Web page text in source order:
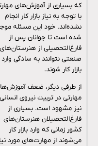
که بسیاری از آموزش‌های مهارتی
با توجه به نیاز بازار کار انجام
نشده‌اند. خود این مسئله موجب
شده است تا جوانان پس از
فارغ‌التحصیلی از هنرستان‌های
صنعتی نتوانند به سادگی وارد
بازار کار شوند.
از طرفی دیگر، ضعف آموزش‌های
مهارتی در تربیت نیروی انسانی
نیز مشهود است. بسیاری از
فارغ‌التحصیلان هنرستان‌های
کشور زمانی که وارد بازار کار
می‌شوند از مهارت‌های مورد نیاز